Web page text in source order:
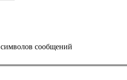
символов сообщений